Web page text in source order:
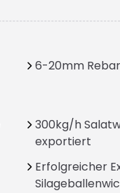
6-20mm
300kg/h
exportiert
Erfolgreicher